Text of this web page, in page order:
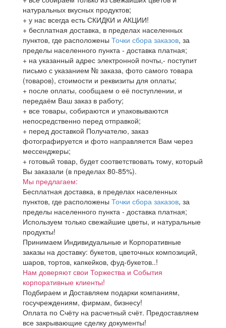
натуральных вкусных продуктов;
+ у нас всегда есть СКИДКИ и АКЦИИ!
+ бесплатная доставка, в пределах населенных
пунктов, где расположены Точки сбора заказов, за
пределы населенного пункта - доставка платная;
+ на указанный адрес электронной почты,- поступит
письмо с указанием № заказа, фото самого товара
(товаров), стоимости и реквизиты для оплаты;
+ после оплаты, сообщаем о её поступлении, и
передаём Ваш заказ в работу;
+ все товары, собираются и упаковываются
непосредственно перед отправкой;
+ перед доставкой Получателю, заказ
фотографируется и фото направляется Вам через
мессенджеры;
+ готовый товар, будет соответствовать тому, который
Вы заказали (в пределах 80-85%).
Мы предлагаем:
Бесплатная доставка, в пределах населенных
пунктов, где расположены Точки сбора заказов, за
пределы населенного пункта - доставка платная;
Используем только свежайшие цветы, и натуральные
продукты!
Принимаем Индивидуальные и Корпоративные
заказы на доставку: букетов, цветочных композиций,
шаров, тортов, капкейков, фуд-букетов..!
Нам доверяют свои Торжества и События
корпоративные клиенты!
Подбираем и Доставляем подарки компаниям,
госучреждениям, фирмам, бизнесу!
Оплата по Счёту на расчетный счёт. Предоставляем
все закрывающие сделку документы!